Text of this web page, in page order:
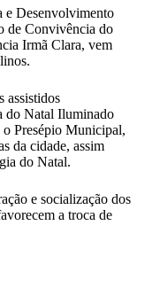
e Desenvolvimento
de Convivência do
Irmã Clara, vem
assistidos
do Natal Iluminado
Presépio Municipal,
da cidade, assim
do Natal.
e socialização dos
a troca de